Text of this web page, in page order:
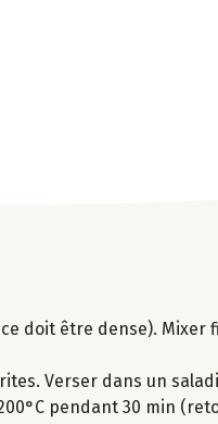
doit être dense). Mixer
Verser dans un
pendant 30 min